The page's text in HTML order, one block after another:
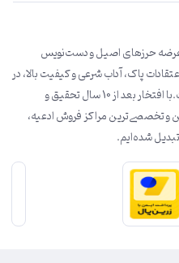
عرضه حرزهای اصیل و دست‌نویس
پاک، آداب شرعی و کیفیت بالا، در
جوار نورانی حرم امام رضا (ع) آغاز کرده است.با افتخار بعد از 10 سال تحقیق و
و تخصصی‌ترین مراکز فروش ادعیه،
شده‌ایم.